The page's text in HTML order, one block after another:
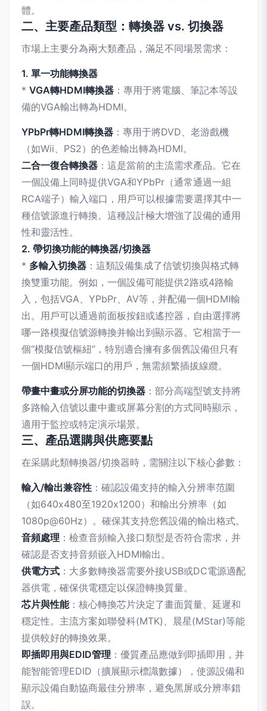
體。
二、主要產品類型：轉換器 vs. 切換器
市場上主要分為兩大類產品，滿足不同場景需求：
1. 單一功能轉換器
* VGA轉HDMI轉換器 ：專用于將電腦、筆記本等設
備的VGA輸出轉為HDMI。
YPbPr轉HDMI轉換器 ：專用于將DVD、老游戲機
（如Wii、PS2）的色差輸出轉為HDMI。
二合一復合轉換器 ：這是當前的主流需求產品。它在
一個設備上同時提供VGA和YPbPr（通常通過一組
RCA端子）輸入端口，用戶可以根據需要選擇其中一
種信號源進行轉換。這種設計極大增強了設備的通用
性和靈活性。
2. 帶切換功能的轉換器/切換器
* 多輸入切換器 ：這類設備集成了信號切換與格式轉
換雙重功能。例如，一個設備可能提供2路或4路輸
入，包括VGA、YPbPr、AV等，并配備一個HDMI輸
出。用戶可以通過前面板按鈕或遙控器，自由選擇將
哪一路模擬信號源轉換并輸出到顯示器。它相當于一
個“模擬信號樞紐”，特別適合擁有多個舊設備但只有
一個HDMI顯示端口的用戶，無需頻繁插拔線纜。
帶畫中畫或分屏功能的切換器 ：部分高端型號支持將
多路輸入信號以畫中畫或屏幕分割的方式同時顯示，
適用于監控或特定演示場景。
三、產品選購與供應要點
在采購此類轉換器/切換器時，需關注以下核心參數：
輸入/輸出兼容性 ：確認設備支持的輸入分辨率范圍
（如640x480至1920x1200）和輸出分辨率（如
1080p@60Hz）。確保其支持您舊設備的輸出格式。
音頻處理 ：檢查音頻輸入接口類型是否符合需求，并
確認是否支持音頻嵌入HDMI輸出。
供電方式 ：大多數轉換器需要外接USB或DC電源適配
器供電，確保供電穩定以保證轉換質量。
芯片與性能：核心轉換芯片決定了畫面質量、延遲和
穩定性。主流方案如聯發科(MTK)、晨星(MStar)等能
提供較好的轉換效果。
即插即用與EDID管理 ：優質產品應做到即插即用，并
能智能管理EDID（擴展顯示標識數據），使源設備和
顯示設備自動協商最佳分辨率，避免黑屏或分辨率錯
誤。